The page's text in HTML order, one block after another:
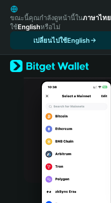
English
日本語
Tiếng Việt
Español (Latinoamérica)
Türkçe
Italiano
Português (Portugal)
Bahasa Indonesia
ขณะนี้คุณกำลังดูหน้านี้ในภาษาไทย
ใช้Englishหรือไม่
เปลี่ยนไปใช้English